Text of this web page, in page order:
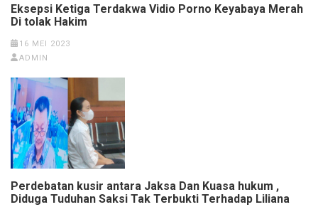
Eksepsi Ketiga Terdakwa Vidio Porno Keyabaya Merah
Di tolak Hakim
16 MEI 2023
ADMIN
Perdebatan kusir antara Jaksa Dan Kuasa hukum ,
Diduga Tuduhan Saksi Tak Terbukti Terhadap Liliana